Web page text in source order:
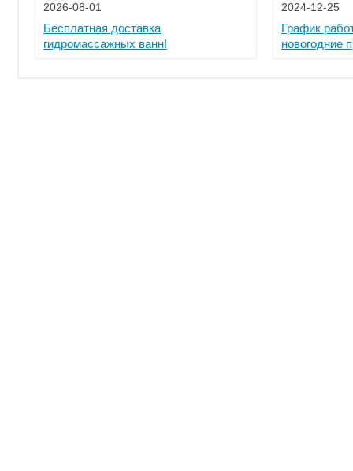
2026-08-01
Бесплатная доставка
гидромассажных ванн!
2024-12-25
График
новогодние